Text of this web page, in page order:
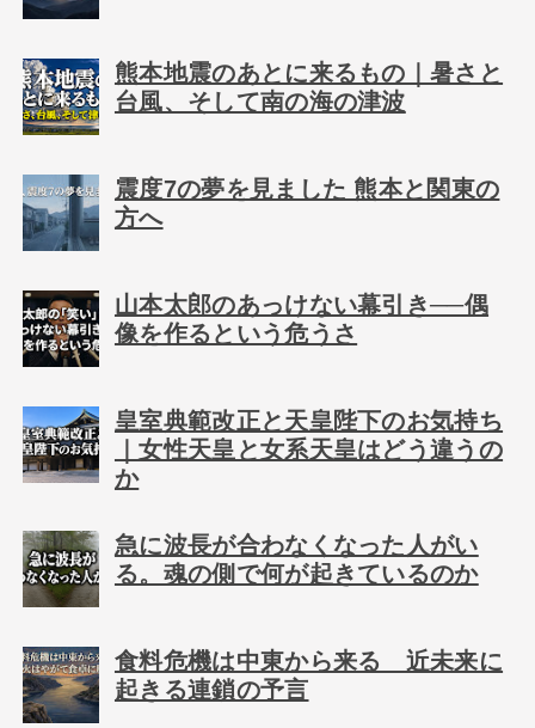
熊本地震のあとに来るもの｜暑さと
台風、そして南の海の津波
震度7の夢を見ました 熊本と関東の
方へ
山本太郎のあっけない幕引き──偶
像を作るという危うさ
皇室典範改正と天皇陛下のお気持ち
｜女性天皇と女系天皇はどう違うの
か
急に波長が合わなくなった人がい
る。魂の側で何が起きているのか
食料危機は中東から来る 近未来に
起きる連鎖の予言